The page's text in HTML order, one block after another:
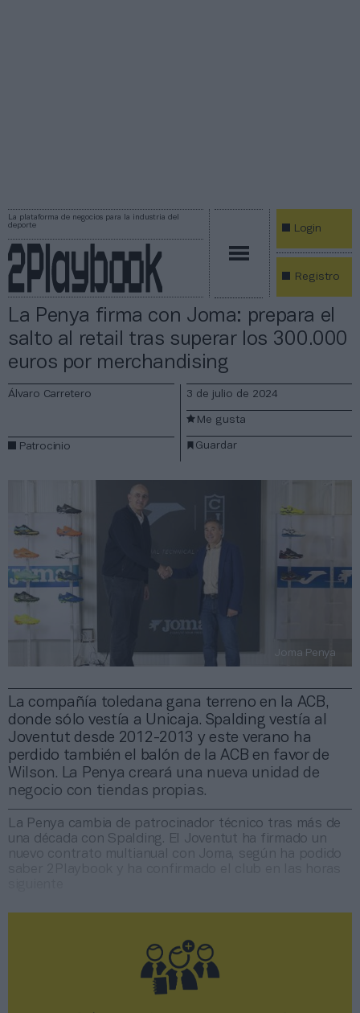
La plataforma de negocios para la industria del
deporte
Login
Registro
La Penya firma con Joma: prepara el
salto al retail tras superar los 300.000
euros por merchandising
La compañía toledana gana terreno en la ACB,
donde sólo vestía a Unicaja. Spalding vestía al
Joventut desde 2012-2013 y este verano ha
perdido también el balón de la ACB en favor de
Wilson. La Penya creará una nueva unidad de
negocio con tiendas propias.
Joma Penya
Álvaro Carretero
Patrocinio
3 de julio de 2024
Guardar
Me gusta
La Penya cambia de patrocinador técnico tras más de
una década con Spalding. El Joventut ha firmado un
nuevo contrato multianual con Joma, según ha podido